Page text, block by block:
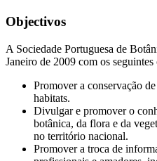
Objectivos
A Sociedade Portuguesa de
Janeiro de 2009 com os
Promover a conservação
habitats.
Divulgar e promover o
botânica, da flora e da
no território nacional.
Promover a troca de